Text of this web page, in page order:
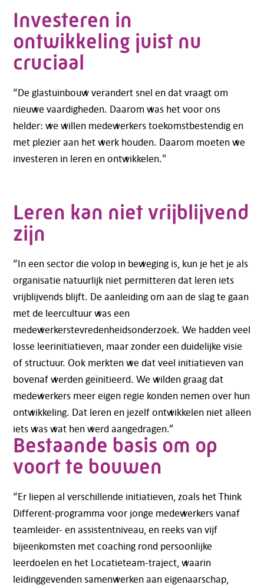
Investeren in
ontwikkeling juist nu
cruciaal
“De glastuinbouw verandert snel en dat vraagt om
nieuwe vaardigheden. Daarom was het voor ons
helder: we willen medewerkers toekomstbestendig en
met plezier aan het werk houden. Daarom moeten we
investeren in leren en ontwikkelen."
Leren kan niet vrijblijvend
zijn
“In een sector die volop in beweging is, kun je het je als
organisatie natuurlijk niet permitteren dat leren iets
vrijblijvends blijft. De aanleiding om aan de slag te gaan
met de leercultuur was een
medewerkerstevredenheidsonderzoek. We hadden veel
losse leerinitiatieven, maar zonder een duidelijke visie
of structuur. Ook merkten we dat veel initiatieven van
bovenaf werden geïnitieerd. We wilden graag dat
medewerkers meer eigen regie konden nemen over hun
ontwikkeling. Dat leren en jezelf ontwikkelen niet alleen
iets was wat hen werd aangedragen.”
Bestaande basis om op
voort te bouwen
“Er liepen al verschillende initiatieven, zoals het Think
Different-programma voor jonge medewerkers vanaf
teamleider- en assistentniveau, en reeks van vijf
bijeenkomsten met coaching rond persoonlijke
leerdoelen en het Locatieteam-traject, waarin
leidinggevenden samenwerken aan eigenaarschap,